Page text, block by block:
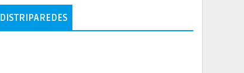
DISTRIPAREDES